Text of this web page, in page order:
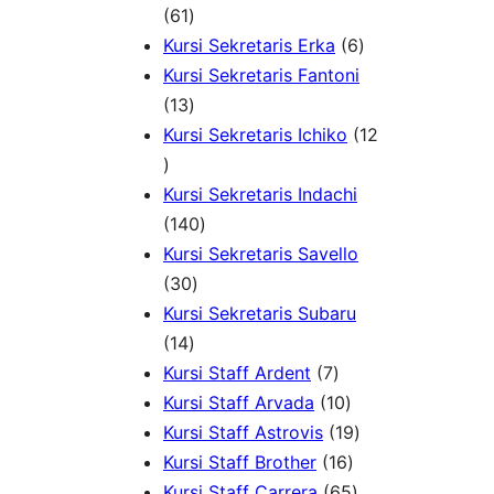
d
u
k
P
r
d
k
616
1
P
r
o
u
k
Kursi Sekretaris Erka 66
P
o
Kursi Sekretaris Fantoni
131
3
r
o
d
u
k
Kursi Sekretaris Ichiko
12
1
2
P
r
o
d
u
k
Kursi Sekretaris Indachi
1401
4
P
o
d
u
k
Kursi Sekretaris Savello
303
0
P
r
o
d
u
Kursi Sekretaris Subaru
141
4
P
r
o
Kursi Staff Ardent 77
P
r
o
Kursi Staff Arvada 101
0
P
Kursi Staff Astrovis 191
Kursi Staff Brother 161